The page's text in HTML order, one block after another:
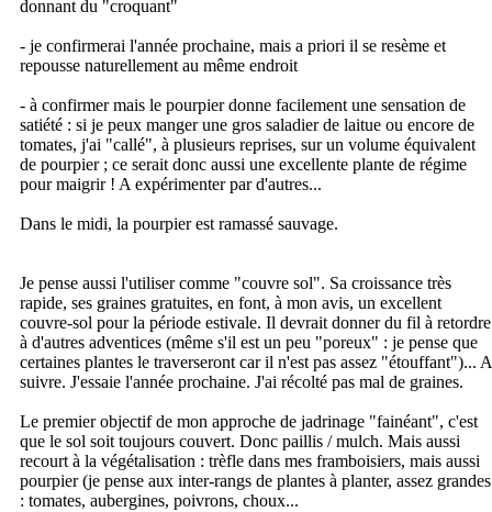
donnant du "croquant"
- je confirmerai l'année prochaine, mais a priori il se resème et
repousse naturellement au même endroit
- à confirmer mais le pourpier donne facilement une sensation de
satiété : si je peux manger une gros saladier de laitue ou encore de
tomates, j'ai "callé", à plusieurs reprises, sur un volume équivalent
de pourpier ; ce serait donc aussi une excellente plante de régime
pour maigrir ! A expérimenter par d'autres...
Dans le midi, la pourpier est ramassé sauvage.
Je pense aussi l'utiliser comme "couvre sol". Sa croissance très
rapide, ses graines gratuites, en font, à mon avis, un excellent
couvre-sol pour la période estivale. Il devrait donner du fil à retordre
à d'autres adventices (même s'il est un peu "poreux" : je pense que
certaines plantes le traverseront car il n'est pas assez "étouffant")... A
suivre. J'essaie l'année prochaine. J'ai récolté pas mal de graines.
Le premier objectif de mon approche de jadrinage "fainéant", c'est
que le sol soit toujours couvert. Donc paillis / mulch. Mais aussi
recourt à la végétalisation : trèfle dans mes framboisiers, mais aussi
pourpier (je pense aux inter-rangs de plantes à planter, assez grandes
: tomates, aubergines, poivrons, choux...